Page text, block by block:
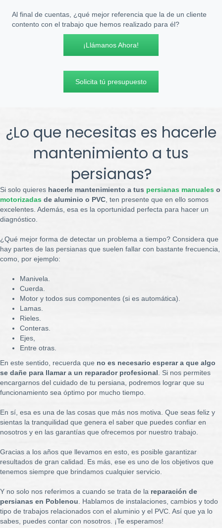
Al final de cuentas, ¿qué mejor referencia que la de un cliente
contento con el trabajo que hemos realizado para él?
¡Llámanos Ahora!
Solicita tú presupuesto
¿Lo que necesitas es hacerle
mantenimiento a tus
persianas?
Si solo quieres hacerle mantenimiento a tus persianas manuales o
motorizadas de aluminio o PVC , ten presente que en ello somos
excelentes. Además, esa es la oportunidad perfecta para hacer un
diagnóstico.
¿Qué mejor forma de detectar un problema a tiempo? Considera que
hay partes de las persianas que suelen fallar con bastante frecuencia,
como, por ejemplo:
Manivela.
Cuerda.
Motor y todos sus componentes (si es automática).
Lamas.
Rieles.
Conteras.
Ejes,
Entre otras.
En este sentido, recuerda que no es necesario esperar a que algo
se dañe para llamar a un reparador profesional . Si nos permites
encargarnos del cuidado de tu persiana, podremos lograr que su
funcionamiento sea óptimo por mucho tiempo.
En sí, esa es una de las cosas que más nos motiva. Que seas feliz y
sientas la tranquilidad que genera el saber que puedes confiar en
nosotros y en las garantías que ofrecemos por nuestro trabajo.
Gracias a los años que llevamos en esto, es posible garantizar
resultados de gran calidad. Es más, ese es uno de los objetivos que
tenemos siempre que brindamos cualquier servicio.
Y no solo nos referimos a cuando se trata de la reparación de
persianas en Poblenou . Hablamos de instalaciones, cambios y todo
tipo de trabajos relacionados con el aluminio y el PVC. Así que ya lo
sabes, puedes contar con nosotros. ¡Te esperamos!